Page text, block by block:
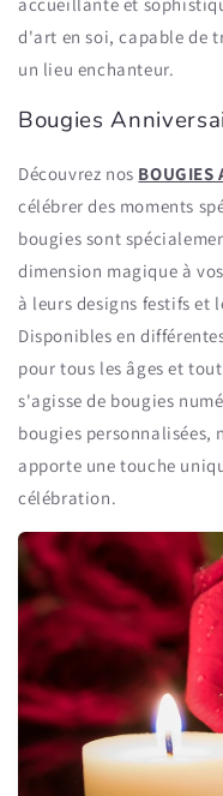
d'art en soi, capable de
un lieu enchanteur.
Bougies
Découvrez nos BOUGIES
célébrer des moments
bougies sont
dimension magique à
à leurs designs festifs et
Disponibles en
pour tous les âges et
s'agisse de bougies
bougies
apporte une touche
célébration.